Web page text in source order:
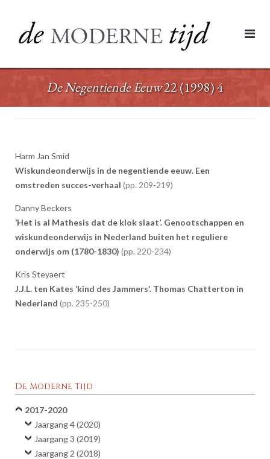
De Negentiende Eeuw22 (1998) 4
Harm Jan Smid
Wiskundeonderwijs in de negentiende eeuw. Een
omstreden succes-verhaal
209-219
Danny Beckers
‘Het is al Mathesis dat de klok slaat’. Genootschappen en
wiskundeonderwijs in Nederland buiten het reguliere
onderwijs om (1780-1830)
220-234
Kris Steyaert
J.J.L. ten Kates ‘kind des Jammers’. Thomas Chatterton in
Nederland
235-250
De Moderne Tijd
2017-2020
Jaargang 4 (2020)
Jaargang 3 (2019)
Jaargang 2 (2018)